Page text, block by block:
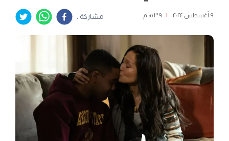
٩ أغسطس ٢٠٢٤ | ٠٥:٣٩ م مشاركة :